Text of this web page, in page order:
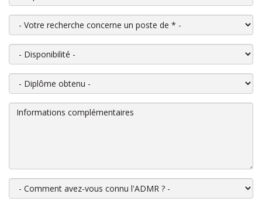
Votre recherche concerne un poste de*
Disponibilité
Diplôme obtenu
Informations complémentaires
Comment avez-vous connu l'ADMR ?